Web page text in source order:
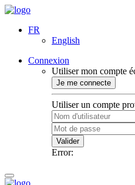
FR
English
Connexion
Utiliser mon compte
Je me connecte
Utiliser un compte
Valider
Error: